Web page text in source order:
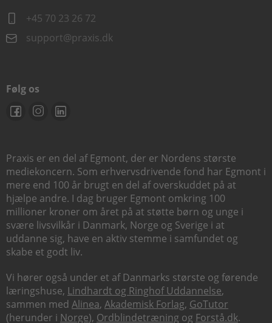
+45 70 23 26 72
support@praxis.dk
Følg os
Praxis er en del af Egmont, der er Nordens største
mediekoncern. Som erhvervsdrivende fond har Egmont i
mere end 100 år brugt en del af overskuddet på at
hjælpe andre. I dag bruger Egmont omkring 100
millioner kroner om året på at støtte børn og unge i
svære livsvilkår i Danmark, Norge og Sverige i at
uddanne sig, have en aktiv stemme i samfundet og
skabe et godt liv.
Vi hører også under et af Danmarks største og førende
læringshuse, Lindhardt og Ringhof Uddannelse,
sammen med Alinea, Akademisk Forlag, GoTutor
(herunder i Norge), Ordblindetræning og Forstå.dk.